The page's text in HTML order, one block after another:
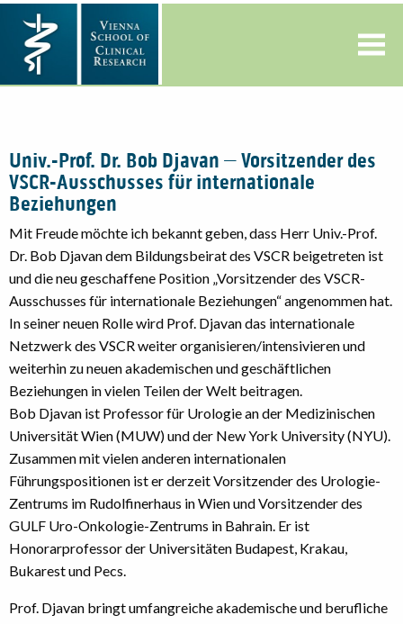
Univ.-Prof. Dr. Bob Djavan – Vorsitzender des
VSCR-Ausschusses für internationale
Beziehungen
Mit Freude möchte ich bekannt geben, dass Herr Univ.-Prof.
Dr. Bob Djavan dem Bildungsbeirat des VSCR beigetreten ist
und die neu geschaffene Position „Vorsitzender des VSCR-
Ausschusses für internationale Beziehungen“ angenommen hat.
In seiner neuen Rolle wird Prof. Djavan das internationale
Netzwerk des VSCR weiter organisieren/intensivieren und
weiterhin zu neuen akademischen und geschäftlichen
Beziehungen in vielen Teilen der Welt beitragen.
Bob Djavan ist Professor für Urologie an der Medizinischen
Universität Wien (MUW) und der New York University (NYU).
Zusammen mit vielen anderen internationalen
Führungspositionen ist er derzeit Vorsitzender des Urologie-
Zentrums im Rudolfinerhaus in Wien und Vorsitzender des
GULF Uro-Onkologie-Zentrums in Bahrain. Er ist
Honorarprofessor der Universitäten Budapest, Krakau,
Bukarest und Pecs.
Prof. Djavan bringt umfangreiche akademische und berufliche